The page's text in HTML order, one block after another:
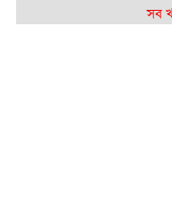
হাসিনাকে কেন এমনসব